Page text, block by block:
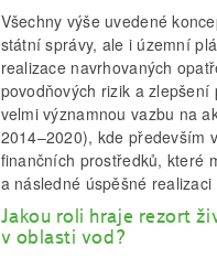
Všechny výše uvedené
státní správy, ale i územní
realizace navrhovaných
povodňových rizik a
velmi významnou vazbu na
2014–2020), kde především
finančních prostředků, které
a následné úspěšné
Jakou roli hraje rezort
v oblasti vod?